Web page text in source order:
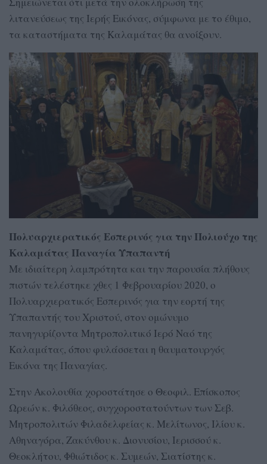
λιτανεύσεως της Ιερής Εικόνας, σύμφωνα με το έθιμο,
τα καταστήματα της Καλαμάτας θα ανοίξουν.
Πολυαρχιερατικός Εσπερινός για την Πολιούχο της
Καλαμάτας Παναγία Υπαπαντή
Με ιδιαίτερη λαμπρότητα και την παρουσία πλήθους
πιστών τελέστηκε χθες 1 Φεβρουαρίου 2020, ο
Πολυαρχιερατικός Εσπερινός για την εορτή της
Υπαπαντής του Χριστού, στον ομώνυμο
πανηγυρίζοντα Μητροπολιτικό Ιερό Ναό της
Καλαμάτας, όπου φυλάσσεται η θαυματουργός
Εικόνα της Παναγίας.
Στην Ακολουθία χοροστάτησε ο Θεοφιλ. Επίσκοπος
Ωρεών κ. Φιλόθεος, συγχοροστατούντων των Σεβ.
Μητροπολιτών Φιλαδελφείας κ. Μελίτωνος, Ιλίου κ.
Αθηναγόρα, Ζακύνθου κ. Διονυσίου, Ιερισσού κ.
Θεοκλήτου, Φθιώτιδος κ. Συμεών, Σιατίστης κ.